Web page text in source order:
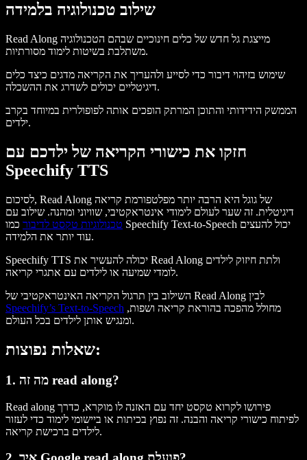
שילוב טכנולוגיה בלמידה
Read Along מייצגת גל חדש של כלים חינוכיים שבהם הטכנולוגיה
משתלבת בשיטות לימוד מסורתיות.
שימוש בזיהוי דיבור כדי לסייע ולהעריך את הקריאה מדגים כיצד כלים
דיגיטליים יכולים לשדרג את ההשכלה.
הממשק הידידותי והתוכן המרתק הופכים אותה לפופולרית במיוחד בקרב
ילדים.
חזקו את כישורי הקריאה של ילדכם עם
Speechify TTS
לסיכום, Read Along של גוגל היא הרבה יותר מפלטפורמת קריאה
דיגיטלית. זה שער לעולם לימודי אינטראקטיבי, שוויוני ומהנה. שילוב עם
טכנולוגיות טקסט לדיבור כמו Speechify Text-to-Speech יכול להעצים
עוד יותר את הלמידה.
Speechify TTS יכולה להעשיר את Read Along ולתת חיזוק לילדים
לומדי שמיעה או לילדים עם אתגרי קריאה.
השילוב בין תרגול הקריאה האינטראקטיבי של Read Along לבין
Speechify’s Text-to-Speech
ומנגיש אותן לילדים בכל העולם.
שאלות נפוצות:
1. מה זה read along?
Read along פירושו לקרוא טקסט יחד עם האזנה לו מוקרא, כדרך
לפיתוח כישורי קריאה והבנה. זה נפוץ בכיתות או ביישומי לימוד כדי לעזור
לילדים ברכישת קריאה.